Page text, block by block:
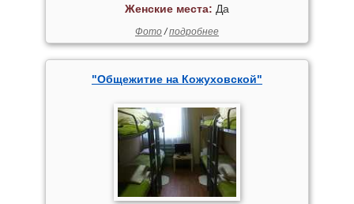
Женские места: Да
Фото/подробнее
"Общежитие на Кожуховской"